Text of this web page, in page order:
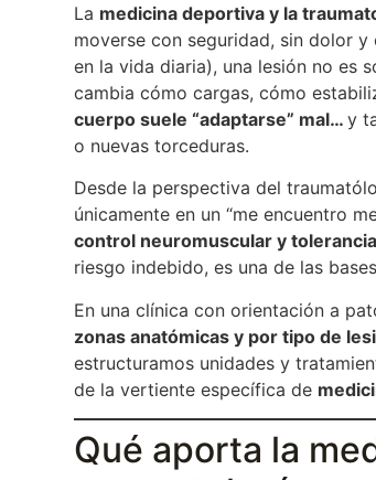
La medicina deportiva y la
moverse con seguridad, sin dolor
en la vida diaria), una lesión no es
cambia cómo cargas, cómo
cuerpo suele “adaptarse” mal…y
o nuevas torceduras.
Desde la perspectiva del
únicamente en un “me encuentro
control neuromuscular y
riesgo indebido, es una de las
En una clínica con orientación a
zonas anatómicas y por tipo de
estructuramos unidades y
de la vertiente específica de
Qué aporta la